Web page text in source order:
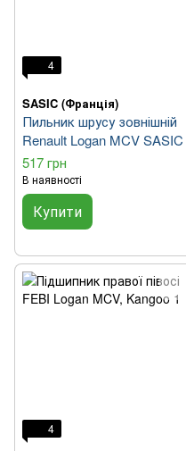
4
SASIC (Франція)
Пильник шрусу зовнішній
Renault Logan MCV SASIC
517 грн
В наявності
Купити
4